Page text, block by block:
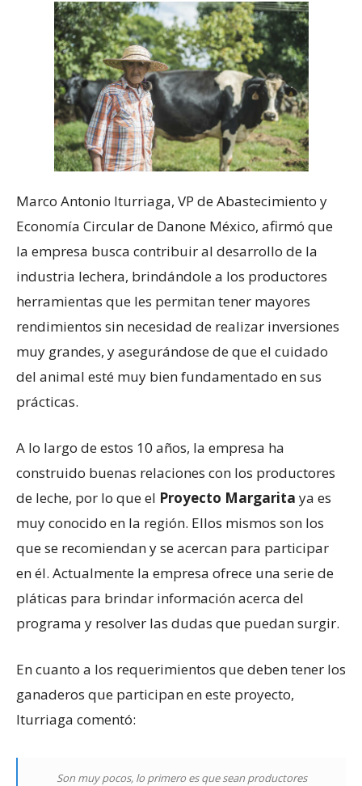
Marco Antonio Iturriaga, VP de Abastecimiento y
Economía Circular de Danone México, afirmó que
la empresa busca contribuir al desarrollo de la
industria lechera, brindándole a los productores
herramientas que les permitan tener mayores
rendimientos sin necesidad de realizar inversiones
muy grandes, y asegurándose de que el cuidado
del animal esté muy bien fundamentado en sus
prácticas.
A lo largo de estos 10 años, la empresa ha
construido buenas relaciones con los productores
de leche, por lo que el Proyecto Margarita ya es
muy conocido en la región. Ellos mismos son los
que se recomiendan y se acercan para participar
en él. Actualmente la empresa ofrece una serie de
pláticas para brindar información acerca del
programa y resolver las dudas que puedan surgir.
En cuanto a los requerimientos que deben tener los
ganaderos que participan en este proyecto,
Iturriaga comentó:
Son muy pocos, lo primero es que sean productores